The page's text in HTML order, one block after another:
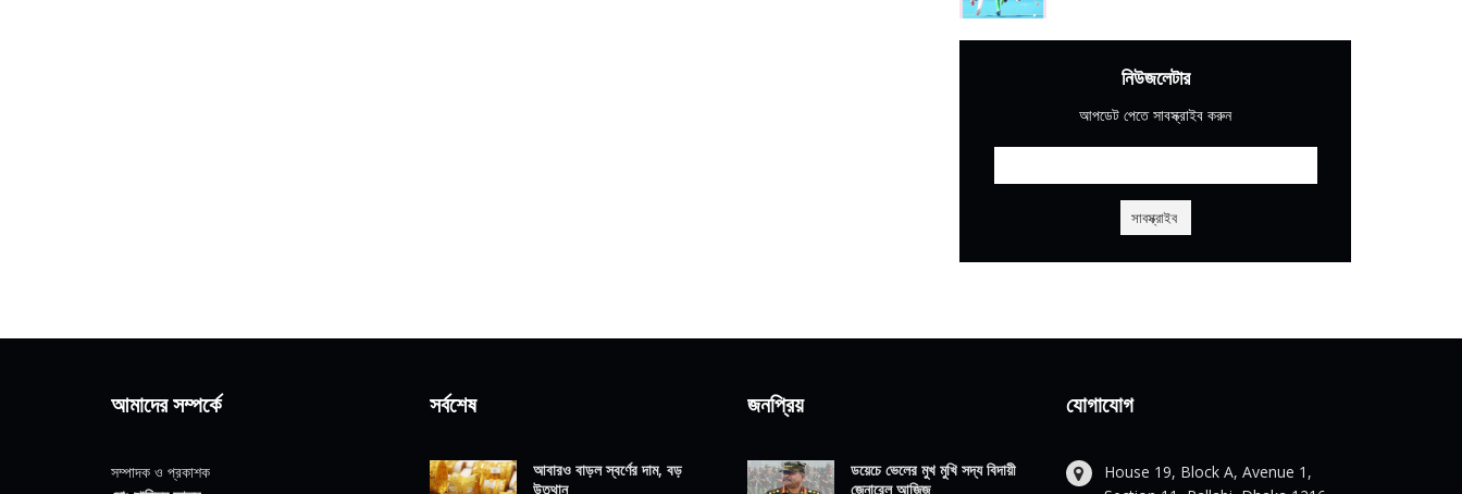
নিউজলেটার
আপডেট পেতে সাবস্ক্রাইব করুন
আমাদের সম্পর্কে
সম্পাদক ও প্রকাশক
সর্বশেষ
আবারও বাড়ল স্বর্ণের দাম, বড়
উত্থান
জনপ্রিয়
ডয়েচে ভেলের মুখ মুখি সদ্য বিদায়ী
জেনারেল আজিজ
যোগাযোগ
House 19, Block A, Avenue 1,